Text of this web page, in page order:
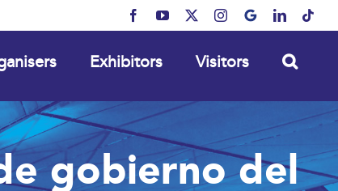
FacebookYouTube Instagram
MyBusinessLinkedIn
Exhibitors Visitors
gobierno del